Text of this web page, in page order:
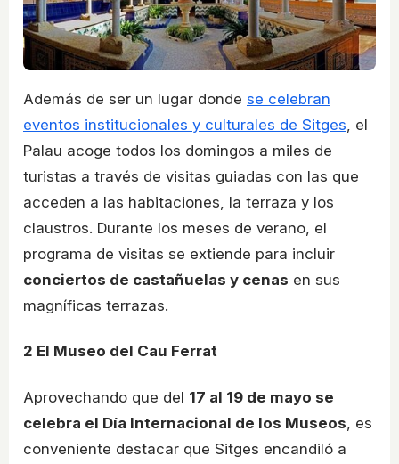
Además de ser un lugar donde se celebran
eventos institucionales y culturales de Sitges , el
Palau acoge todos los domingos a miles de
turistas a través de visitas guiadas con las que
acceden a las habitaciones, la terraza y los
claustros. Durante los meses de verano, el
programa de visitas se extiende para incluir
conciertos de castañuelas y cenas en sus
magníficas terrazas.
2 El Museo del Cau Ferrat
Aprovechando que del 17 al 19 de mayo se
celebra el Día Internacional de los Museos , es
conveniente destacar que Sitges encandiló a